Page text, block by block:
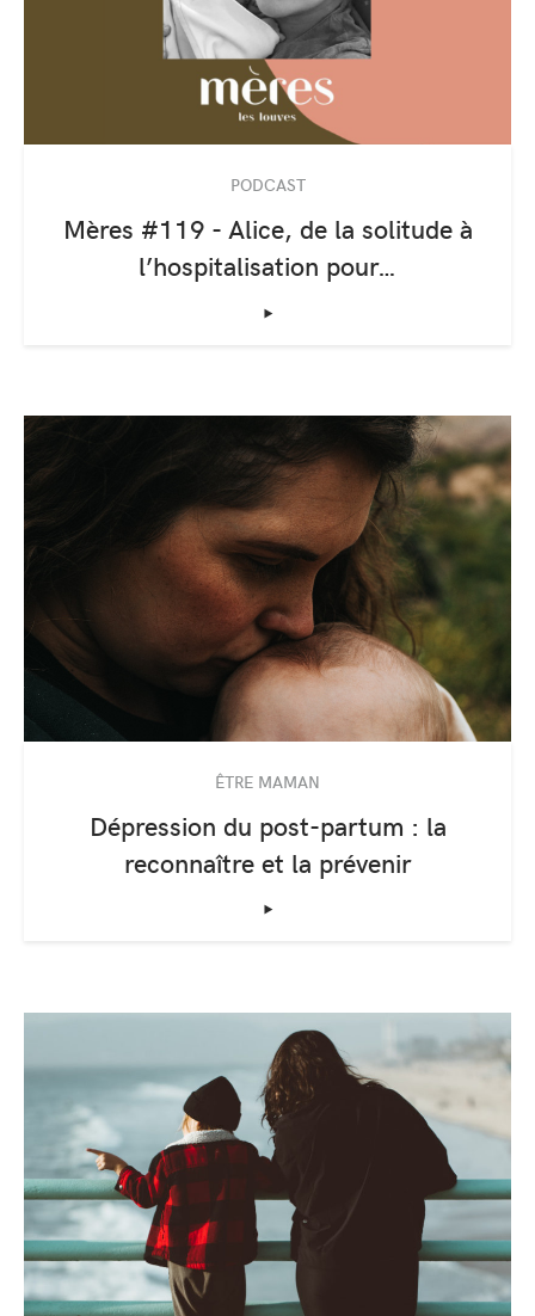
PODCAST
Mères #119 - Alice, de la solitude à
l’hospitalisation pour…
‣
ÊTRE MAMAN
Dépression du post-partum : la
reconnaître et la prévenir
‣